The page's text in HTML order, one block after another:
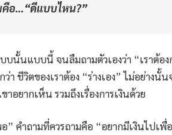
อ…“ดีแบบไหน?”
นั้นแบบนี้ จนลืมถามตัวเองว่า “เราต้อง
ชีวิตของเราต้อง “ร่างเอง” ไม่อย่างนั้
อยากเห็น รวมถึงเรื่องการเงินด้วย
” คำถามที่ควรถามคือ “อยากมีเงินไปเพื่